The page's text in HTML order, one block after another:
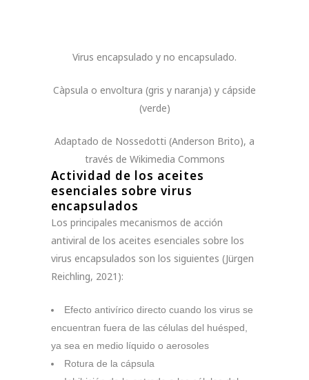
Virus encapsulado y no encapsulado.
Càpsula o envoltura (gris y naranja) y cápside
(verde)
Adaptado de Nossedotti (Anderson Brito), a
través de Wikimedia Commons
Actividad de los aceites
esenciales sobre virus
encapsulados
Los principales mecanismos de acción
antiviral de los aceites esenciales sobre los
virus encapsulados son los siguientes (Jürgen
Reichling, 2021):
Efecto antivírico directo cuando los virus se
encuentran fuera de las células del huésped,
ya sea en medio líquido o aerosoles
Rotura de la cápsula